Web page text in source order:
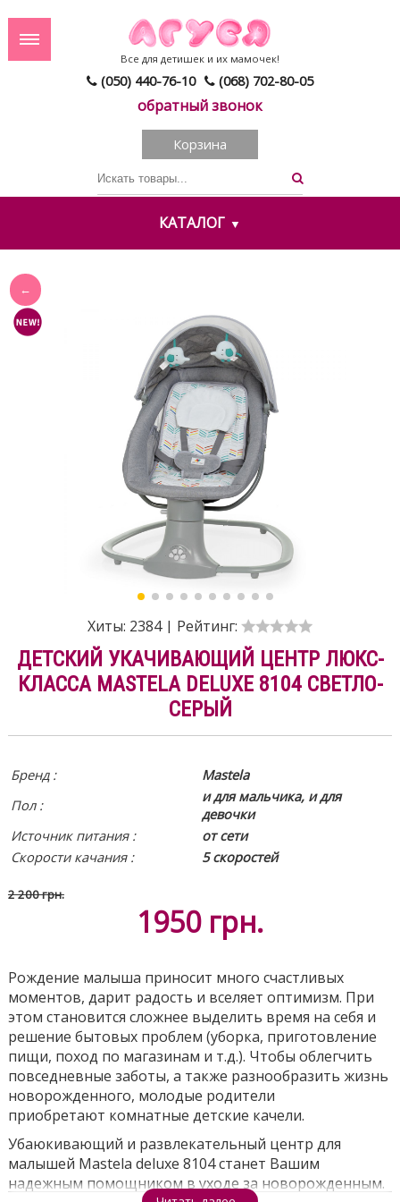
(050) 440-76-10 (068) 702-80-05
обратный звонок
Все для детишек и их мамочек!
Корзина
КАТАЛОГ
Хиты: 2384 | Рейтинг:
ДЕТСКИЙ УКАЧИВАЮЩИЙ ЦЕНТР ЛЮКС-
КЛАССА MASTELA DELUXE 8104 СВЕТЛО-
СЕРЫЙ
Бренд :
Mastela
Пол :
и для мальчика, и для
девочки
Источник питания :
от сети
Скорости качания :
5 скоростей
2 200 грн.
1950 грн.
Рождение малыша приносит много счастливых
моментов, дарит радость и вселяет оптимизм. При
этом становится сложнее выделить время на себя и
решение бытовых проблем (уборка, приготовление
пищи, поход по магазинам и т.д.). Чтобы облегчить
повседневные заботы, а также разнообразить жизнь
новорожденного, молодые родители
приобретают комнатные детские качели.
Убаюкивающий и развлекательный центр для
малышей Mastela deluxe 8104 станет Вашим
надежным помощником в уходе за новорожденным.